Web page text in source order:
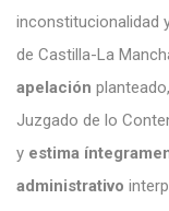
inconstitucionalidad
de Castilla-La
apelación
Juzgado de lo
y estima
administrativo